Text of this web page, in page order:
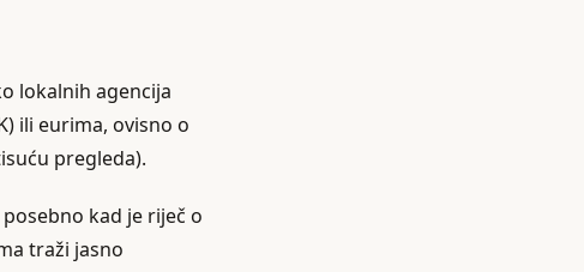
lokalnih agencija
ili eurima, ovisno o
pregleda).
kad je riječ o
traži jasno